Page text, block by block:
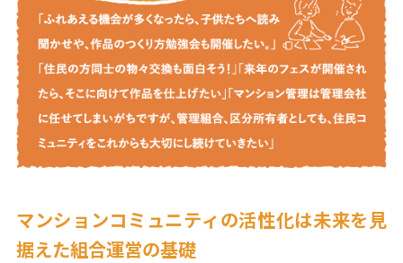
マンションコミュニティの活性化は未来を見
据えた組合運営の基礎